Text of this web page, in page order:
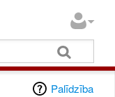
Palīdzība